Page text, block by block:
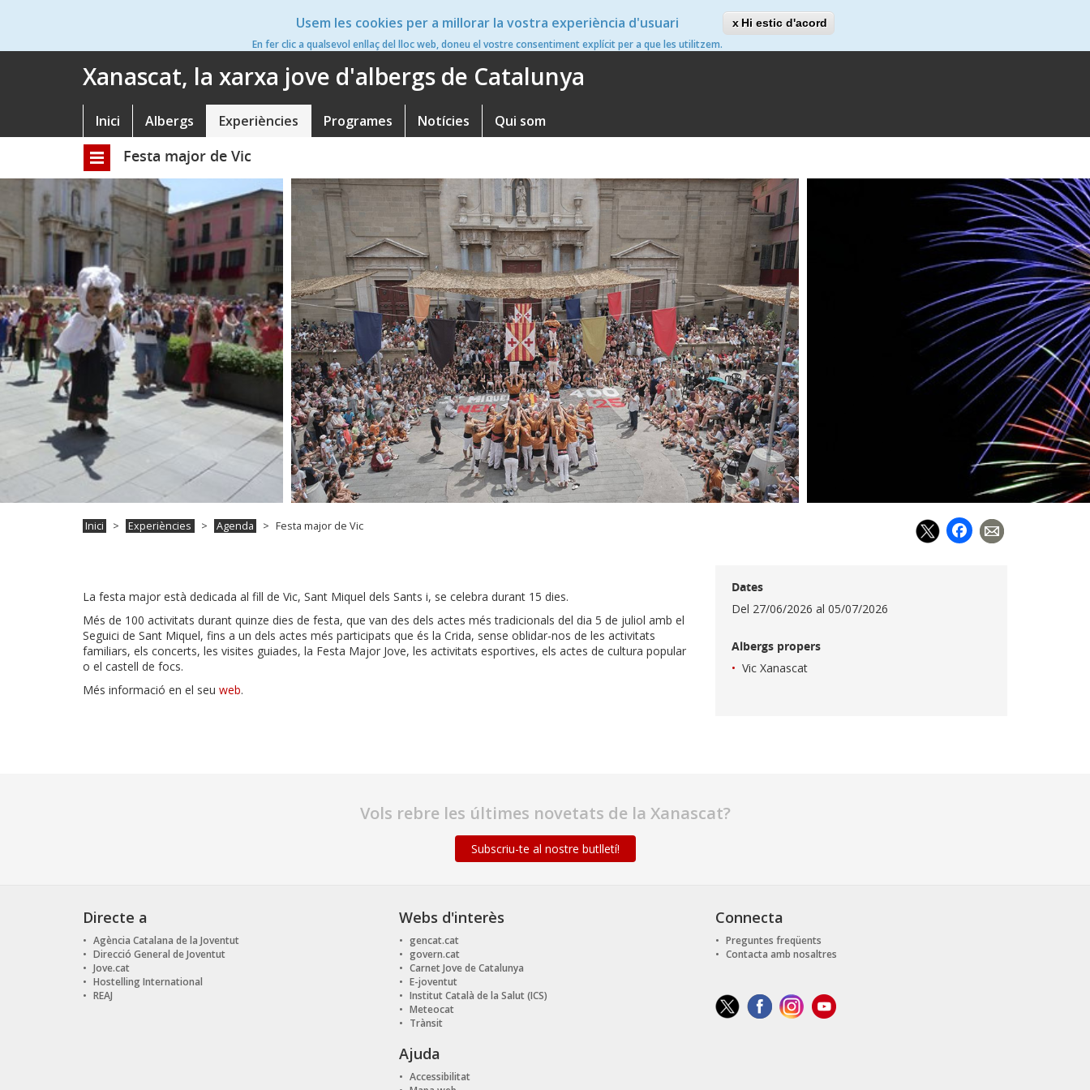
Usem les cookies per a millorar la vostra experiència d'usuari
En fer clic a qualsevol enllaç del lloc web, doneu el vostre consentiment explícit per a que les utilitzem.
Hi estic d'acord
en Cerca
Xanascat, la xarxa jove d'albergs de Catalunya
Navegació
principal
Inici Albergs Experiències Programes Notícies Qui som
Toggle
navigation
Festa major de Vic
Inici Experiències Agenda Festa major de Vic Facebook
La festa major està dedicada al fill de Vic, Sant Miquel dels Sants i, se celebra durant 15 dies.
Més de 100 activitats durant quinze dies de festa, que van des dels actes més tradicionals del dia 5 de juliol amb el
Seguici de Sant Miquel, fins a un dels actes més participats que és la Crida, sense oblidar-nos de les activitats
familiars, els concerts, les visites guiades, la Festa Major Jove, les activitats esportives, els actes de cultura popular
o el castell de focs.
Més informació en el seu web.
Dates
Del 27/06/2026 al 05/07/2026
Albergs propers
Vic Xanascat
Vols rebre les últimes novetats de la Xanascat?
Subscriu-te al nostre butlletí!
Directe a
Agència Catalana de la Joventut
Direcció General de Joventut
Jove.cat
Hostelling International
REAJ
Webs d'interès
gencat.cat
govern.cat
Carnet Jove de Catalunya
E-joventut
Institut Català de la Salut (ICS)
Meteocat
Trànsit
Ajuda
Accessibilitat
Connecta
Preguntes freqüents
Contacta amb nosaltres